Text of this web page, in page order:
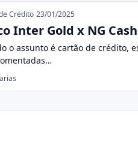
para fechar.
Crédito 23/01/2025
Inter Gold x NG
o assunto é cartão de crédito,